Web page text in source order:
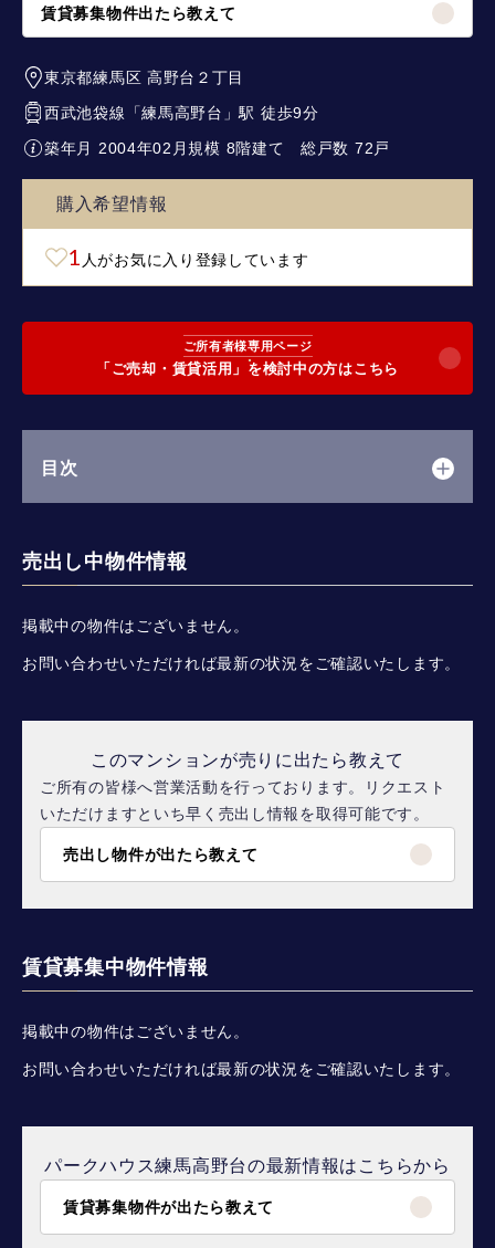
賃貸募集物件出たら教えて
東京都練馬区 高野台２丁目
西武池袋線 「練馬高野台 」駅 徒歩9分
築年月 2004年02月規模 8階建て総戸数 72戸
購入希望情報
1 人がお気に入り登録しています
ご所有者様専用ページ
「ご売却・賃貸活用」を検討中の方はこちら
目次
売出し中物件情報
掲載中の物件はございません。
お問い合わせいただければ最新の状況をご確認いたします。
このマンションが売りに出たら教えて
ご所有の皆様へ営業活動を行っております。リクエスト
いただけますといち早く売出し情報を取得可能です。
売出し物件が出たら教えて
賃貸募集中物件情報
掲載中の物件はございません。
お問い合わせいただければ最新の状況をご確認いたします。
パークハウス練馬高野台の最新情報はこちらから
賃貸募集物件が出たら教えて